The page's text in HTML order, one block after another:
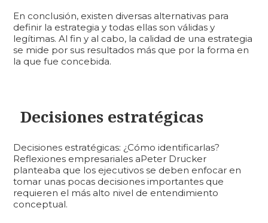
En conclusión, existen diversas alternativas para
definir la estrategia y todas ellas son válidas y
legítimas. Al fin y al cabo, la calidad de una estrategia
se mide por sus resultados más que por la forma en
la que fue concebida.
Decisiones estratégicas
Decisiones estratégicas: ¿Cómo identificarlas?
Reflexiones empresariales aPeter Drucker
planteaba que los ejecutivos se deben enfocar en
tomar unas pocas decisiones importantes que
requieren el más alto nivel de entendimiento
conceptual.